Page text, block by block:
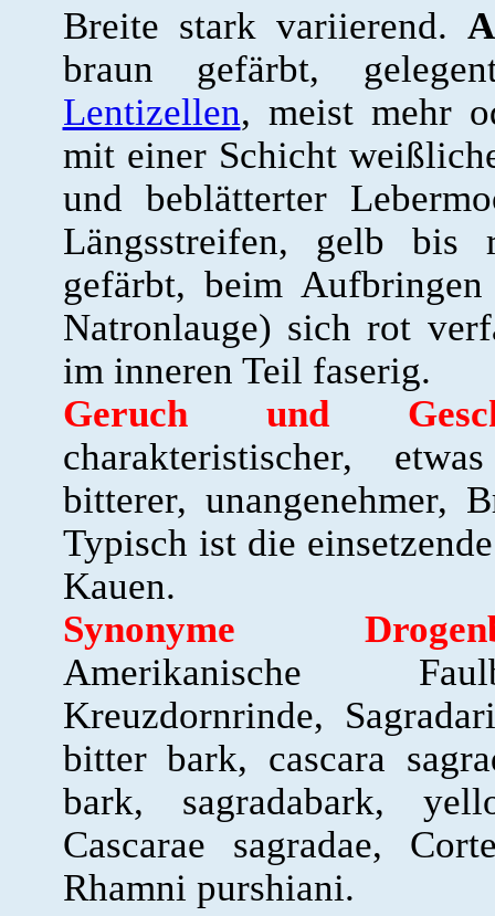
Breite stark variierend.
braun gefärbt,
Lentizellen, meist mehr
mit einer Schicht
und beblätterter
Längsstreifen, gelb bis
gefärbt, beim
Natronlauge) sich rot
im inneren Teil faserig.
Geruch und
charakteristischer,
bitterer, unangenehmer,
Typisch ist die
Kauen.
Synonyme
Amerikanische
Kreuzdornrinde,
bitter bark, cascara
bark, sagradabark,
Cascarae sagradae,
Rhamni purshiani.